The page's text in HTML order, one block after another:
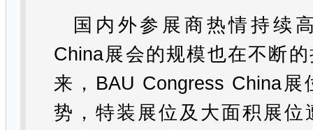
国内外参展商热情持续
China展会的规模也在不断
来 ， BAU Congress China 展
势 ， 特装展位及大面积展位